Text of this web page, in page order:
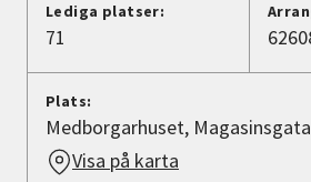
Lediga platser:
71
Plats:
Medborgarhuset,
Visa på karta